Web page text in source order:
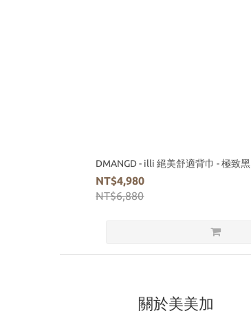
DMANGD - illi 絕美舒適背巾 - 極致黑
NT$4,980
NT$6,880
關於美美加